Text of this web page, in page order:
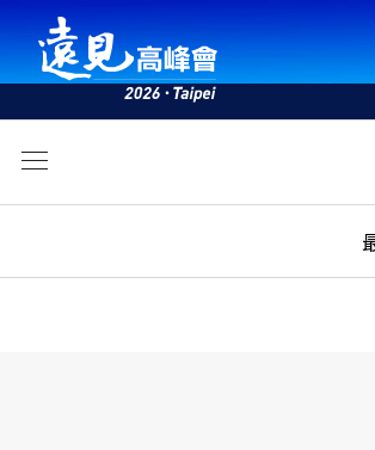
活動